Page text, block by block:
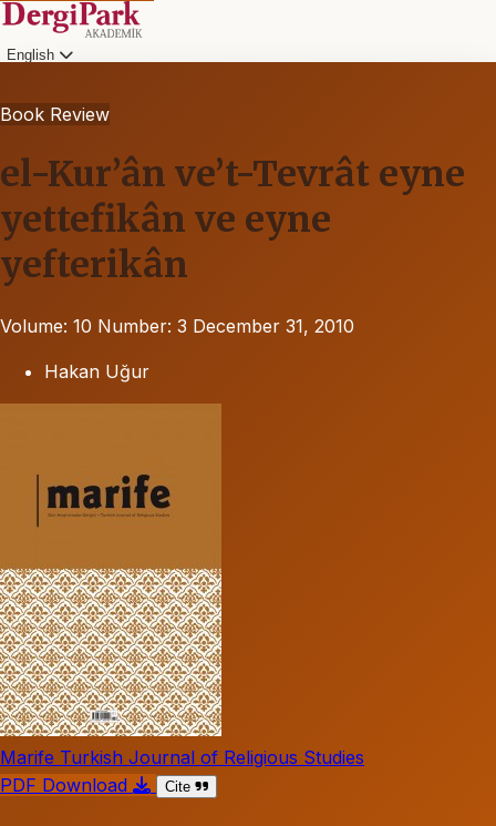
English
Book Review
el-Kur’ân ve’t-Tevrât eyne
yettefikân ve eyne
yefterikân
Volume: 10 Number: 3 December 31, 2010
Hakan Uğur
Marife Turkish Journal of Religious Studies
PDF Download
Cite